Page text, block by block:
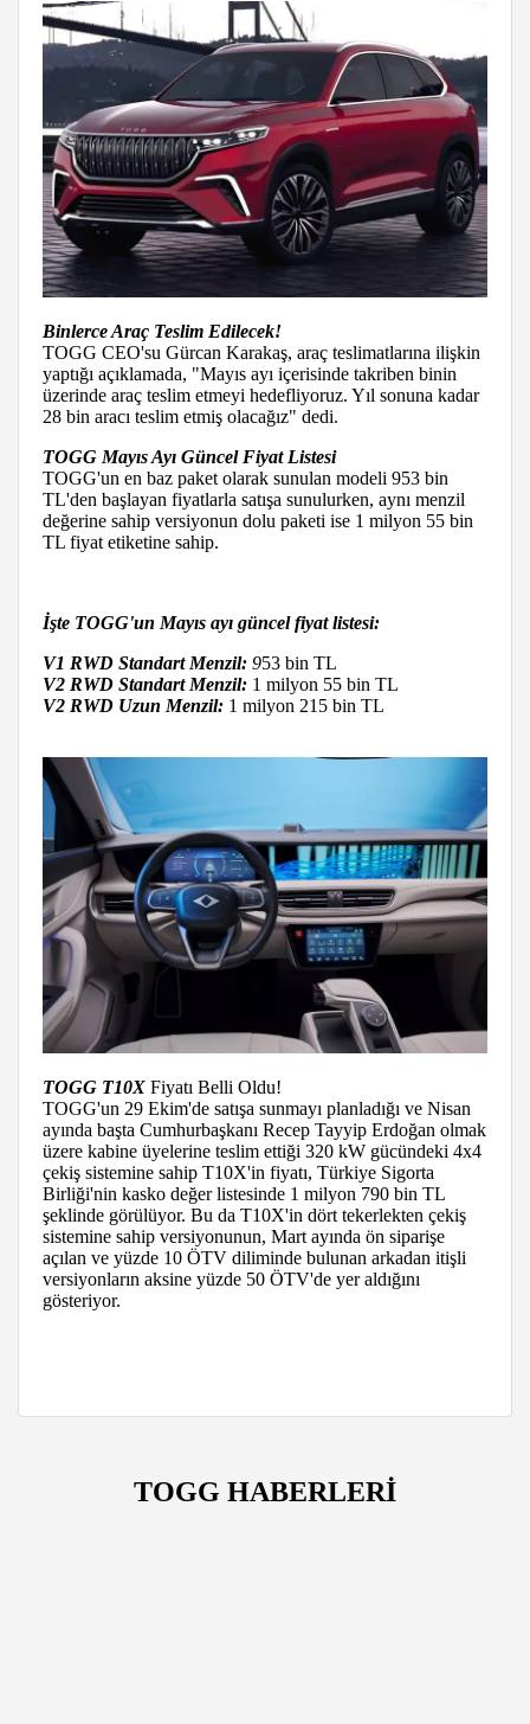
Binlerce Araç Teslim Edilecek!
TOGG CEO'su Gürcan Karakaş, araç teslimatlarına ilişkin
yaptığı açıklamada, "Mayıs ayı içerisinde takriben binin
üzerinde araç teslim etmeyi hedefliyoruz. Yıl sonuna kadar
28 bin aracı teslim etmiş olacağız" dedi.
TOGG Mayıs Ayı Güncel Fiyat Listesi
TOGG'un en baz paket olarak sunulan modeli 953 bin
TL'den başlayan fiyatlarla satışa sunulurken, aynı menzil
değerine sahip versiyonun dolu paketi ise 1 milyon 55 bin
TL fiyat etiketine sahip.
İşte TOGG'un Mayıs ayı güncel fiyat listesi:
V1 RWD Standart Menzil: 953 bin TL
V2 RWD Standart Menzil: 1 milyon 55 bin TL
V2 RWD Uzun Menzil: 1 milyon 215 bin TL
TOGG T10X Fiyatı Belli Oldu!
TOGG'un 29 Ekim'de satışa sunmayı planladığı ve Nisan
ayında başta Cumhurbaşkanı Recep Tayyip Erdoğan olmak
üzere kabine üyelerine teslim ettiği 320 kW gücündeki 4x4
çekiş sistemine sahip T10X'in fiyatı, Türkiye Sigorta
Birliği'nin kasko değer listesinde 1 milyon 790 bin TL
şeklinde görülüyor. Bu da T10X'in dört tekerlekten çekiş
sistemine sahip versiyonunun, Mart ayında ön siparişe
açılan ve yüzde 10 ÖTV diliminde bulunan arkadan itişli
versiyonların aksine yüzde 50 ÖTV'de yer aldığını
gösteriyor.
TOGG HABERLERİ